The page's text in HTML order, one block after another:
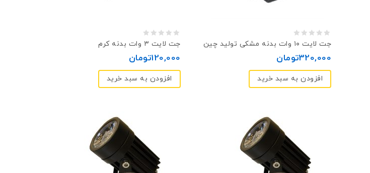
0
جت لایت ۱۰ وات بدنه مشکی تولید چین
320,000تومان
افزودن به سبد خرید
0
جت لایت ۳ وات بدنه کرم
120,000تومان
افزودن به سبد خرید